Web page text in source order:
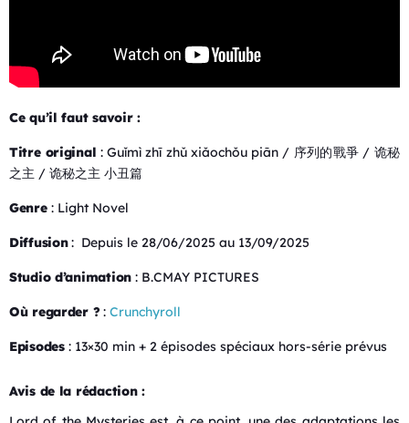
Ce qu’il faut savoir :
Titre original : Guǐmì zhī zhǔ xiǎochǒu piān / 序列的戰爭 / 诡秘
之主 / 诡秘之主 小丑篇
Genre: Light Novel
Diffusion: Depuis le 28/06/2025 au 13/09/2025
Studio d’animation: B.CMAY PICTURES
Où regarder ? :Crunchyroll
Episodes: 13×30 min + 2 épisodes spéciaux hors-série prévus
Avis de la rédaction :